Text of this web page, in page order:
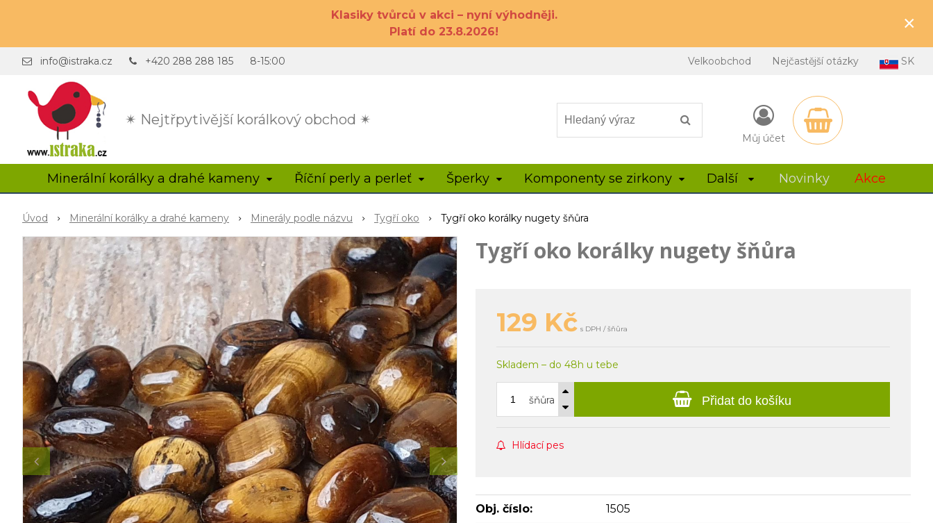
Klasiky tvůrců v akci – nyní výhodněji.
Platí do 23.8.2026!
×
✴ Nejtřpytivější korálkový obchod ✴
info@istraka.cz +420 288 288 185 8-15:00 Velkoobchod Nejčastější otázky SK
Můj účet
Minerální korálky a drahé kameny Říční perly a perleť Šperky Komponenty se zirkony Další Novinky Akce
Úvod Minerální korálky a drahé kameny Minerály podle názvu Tygří oko Tygří oko korálky nugety šňůra
Tygří oko korálky nugety šňůra
129 Kč s DPH / šňůra
Skladem – do 48h u tebe
šňůra Přidat do košíku
Hlídací pes
Obj. číslo: 1505